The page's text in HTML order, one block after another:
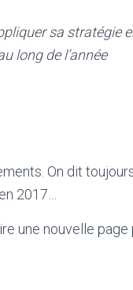
sa stratégie
long de l’année
On dit
2017…
une nouvelle